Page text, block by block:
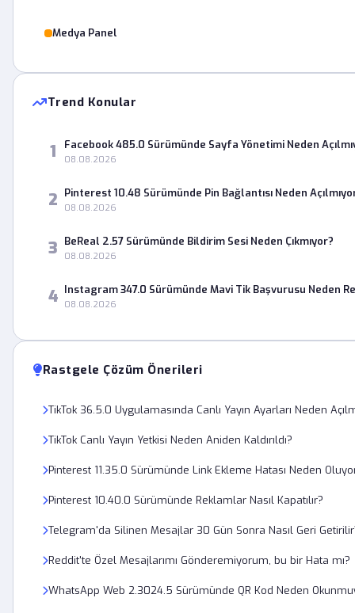
Medya Panel
Trend Konular
1 Facebook 485.0 Sürümünde Sayfa Yönetimi Neden
08.08.2026
2 Pinterest 10.48 Sürümünde Pin Bağlantısı Neden
08.08.2026
3 BeReal 2.57 Sürümünde Bildirim Sesi Neden Çıkmıyor?
08.08.2026
4 Instagram 347.0 Sürümünde Mavi Tik Başvurusu Neden
08.08.2026
Rastgele Çözüm Önerileri
TikTok 36.5.0 Uygulamasında Canlı Yayın Ayarları Neden
TikTok Canlı Yayın Yetkisi Neden Aniden Kaldırıldı?
Pinterest 11.35.0 Sürümünde Link Ekleme Hatası Neden
Pinterest 10.40.0 Sürümünde Reklamlar Nasıl Kapatılır?
Telegram'da Silinen Mesajlar 30 Gün Sonra Nasıl Geri
Reddit'te Özel Mesajlarımı Gönderemiyorum, bu bir Hata mı?
WhatsApp Web 2.3024.5 Sürümünde QR Kod Neden